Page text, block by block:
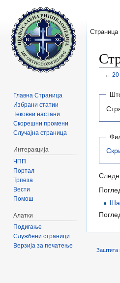
← 20
Страница
Главна Страница
Избрани статии
Тековни настани
Скорешни промени
Случајна страница
Интеракција
ЧПП
Портал
Трпеза
Вести
Помош
Алатки
Подигање
Службени страници
Верзија за печатење
Заштита